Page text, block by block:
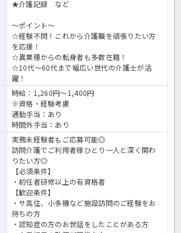
★介護記録 など
～ポイント～
☆経験不問！これから介護職を頑張りたい方
を応援！
☆異業種からの転身者も多数在籍！
☆10代～60代まで幅広い世代の介護士が活
躍！
時給：1,260円～1,400円
※資格・経験考慮
通勤手当：あり
時間外手当：あり
実務未経験者もご応募可能◎
訪問介護でご利用者様ひとり一人と深く関わ
りたい方◎
【必須条件】
・初任者研修以上の有資格者
【歓迎条件】
・サ高住、小多機など施設訪問のご経験をお
持ちの方
・認知症の方のお世話をしたことがある方